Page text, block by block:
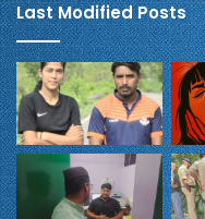
Last Modified Posts